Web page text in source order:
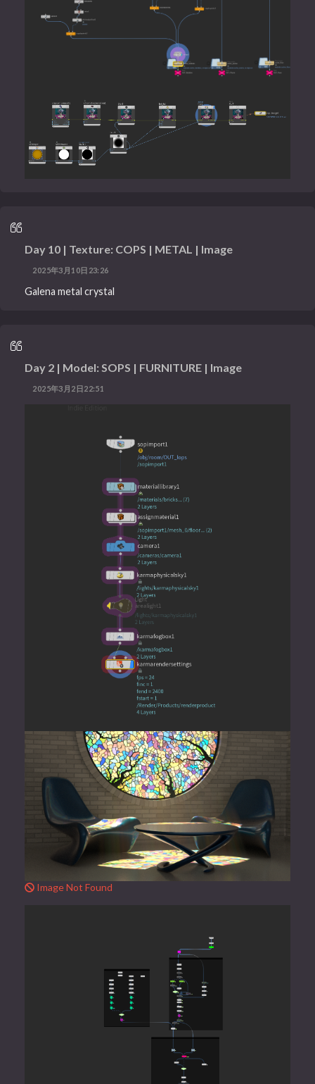
Day 10 | Texture: COPS | METAL | Image
2025年3月10日23:26
Galena metal crystal
Day 2 | Model: SOPS | FURNITURE | Image
2025年3月2日22:51
Image Not Found